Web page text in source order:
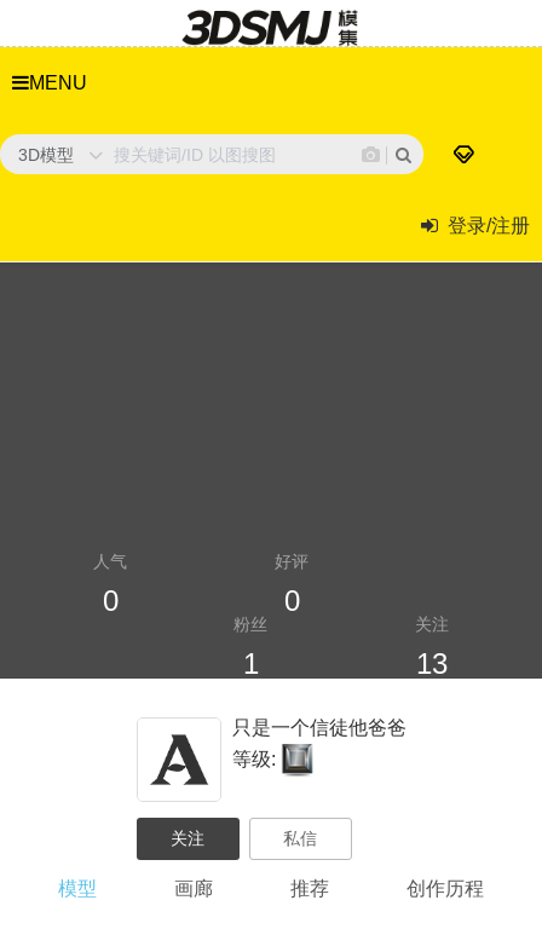
MENU
3D模型
登录/注册
人气
0
好评
0
关注
13
粉丝
1
只是一个信徒他爸爸
等级:
模型 画廊 推荐 创作历程